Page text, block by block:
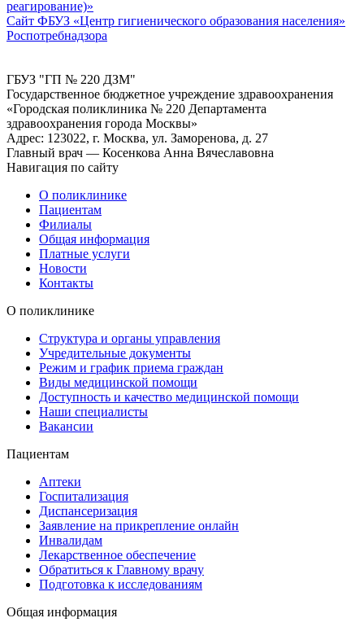
реагирование)»
Сайт ФБУЗ «Центр гигиенического образования населения»
Роспотребнадзора
ГБУЗ "ГП № 220 ДЗМ"
Государственное бюджетное учреждение здравоохранения
«Городская поликлиника № 220 Департамента
здравоохранения города Москвы»
Адрес: 123022, г. Москва, ул. Заморенова, д. 27
Главный врач — Косенкова Анна Вячеславовна
Навигация по сайту
О поликлинике
Пациентам
Филиалы
Общая информация
Платные услуги
Новости
Контакты
О поликлинике
Структура и органы управления
Учредительные документы
Режим и график приема граждан
Виды медицинской помощи
Доступность и качество медицинской помощи
Наши специалисты
Вакансии
Пациентам
Аптеки
Госпитализация
Диспансеризация
Заявление на прикрепление онлайн
Инвалидам
Лекарственное обеспечение
Обратиться к Главному врачу
Подготовка к исследованиям
Общая информация